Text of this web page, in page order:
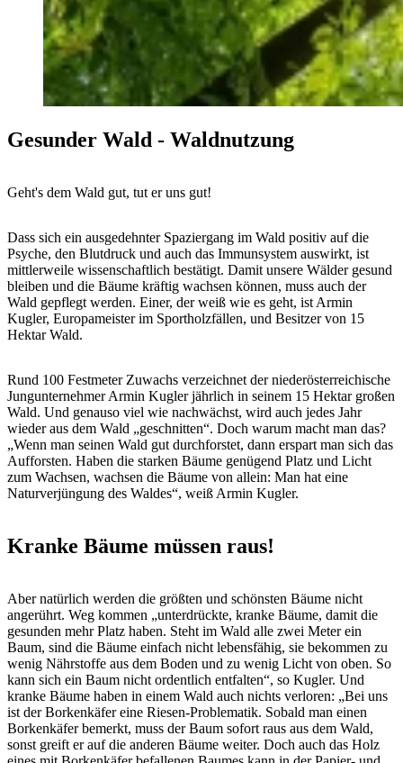
Gesunder Wald - Waldnutzung
Geht's dem Wald gut, tut er uns gut!
Dass sich ein ausgedehnter Spaziergang im Wald positiv auf die
Psyche, den Blutdruck und auch das Immunsystem auswirkt, ist
mittlerweile wissenschaftlich bestätigt. Damit unsere Wälder gesund
bleiben und die Bäume kräftig wachsen können, muss auch der
Wald gepflegt werden. Einer, der weiß wie es geht, ist Armin
Kugler, Europameister im Sportholzfällen, und Besitzer von 15
Hektar Wald.
Rund 100 Festmeter Zuwachs verzeichnet der niederösterreichische
Jungunternehmer Armin Kugler jährlich in seinem 15 Hektar großen
Wald. Und genauso viel wie nachwächst, wird auch jedes Jahr
wieder aus dem Wald „geschnitten“. Doch warum macht man das?
„Wenn man seinen Wald gut durchforstet, dann erspart man sich das
Aufforsten. Haben die starken Bäume genügend Platz und Licht
zum Wachsen, wachsen die Bäume von allein: Man hat eine
Naturverjüngung des Waldes“, weiß Armin Kugler.
Kranke Bäume müssen raus!
Aber natürlich werden die größten und schönsten Bäume nicht
angerührt. Weg kommen „unterdrückte, kranke Bäume, damit die
gesunden mehr Platz haben. Steht im Wald alle zwei Meter ein
Baum, sind die Bäume einfach nicht lebensfähig, sie bekommen zu
wenig Nährstoffe aus dem Boden und zu wenig Licht von oben. So
kann sich ein Baum nicht ordentlich entfalten“, so Kugler. Und
kranke Bäume haben in einem Wald auch nichts verloren: „Bei uns
ist der Borkenkäfer eine Riesen-Problematik. Sobald man einen
Borkenkäfer bemerkt, muss der Baum sofort raus aus dem Wald,
sonst greift er auf die anderen Bäume weiter. Doch auch das Holz